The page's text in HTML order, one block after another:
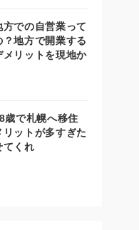
方での自営業って
地方で開業する
メリットを現地か
歳で札幌へ移住
ットが多すぎた
てくれ